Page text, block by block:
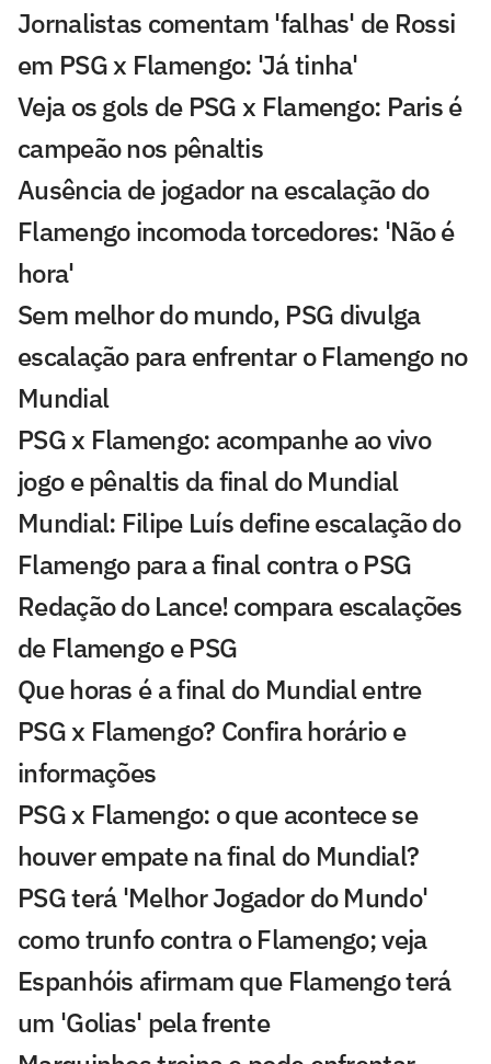
Jornalistas comentam 'falhas' de Rossi
em PSG x Flamengo: 'Já tinha'
Veja os gols de PSG x Flamengo: Paris é
campeão nos pênaltis
Ausência de jogador na escalação do
Flamengo incomoda torcedores: 'Não é
hora'
Sem melhor do mundo, PSG divulga
escalação para enfrentar o Flamengo no
Mundial
PSG x Flamengo: acompanhe ao vivo
jogo e pênaltis da final do Mundial
Mundial: Filipe Luís define escalação do
Flamengo para a final contra o PSG
Redação do Lance! compara escalações
de Flamengo e PSG
Que horas é a final do Mundial entre
PSG x Flamengo? Confira horário e
informações
PSG x Flamengo: o que acontece se
houver empate na final do Mundial?
PSG terá 'Melhor Jogador do Mundo'
como trunfo contra o Flamengo; veja
Espanhóis afirmam que Flamengo terá
um 'Golias' pela frente